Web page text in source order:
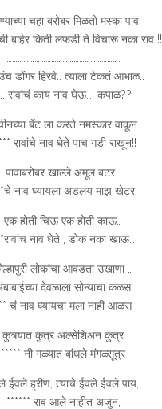
चहा बरोबर मिळतो मस्का पाव
बाहेर किती लफडी ते विचारू नका राव !!
डोंगर हिरवे.. त्याला टेकतं आभाळ..
….. रावांचं काय नाव घेऊ…. कपाळ??
बॅट ला करते नमस्कार वाकून
रावांचे नाव घेते पाच गडी राखून!!
पावाबरोबर खाल्ले अमूल बटर…
नाव घ्यायला अडलय माझ खेटर
एक होती चिऊ एक होती काऊ…
नाव घेते , डोक नका खाऊ…
लोकांचा आवडता उखाणा …
देवळाला सोन्याचा कळस
चं नाव घ्यायचा मला नाही आळस
कुत्र्यात कुत्र अल्सेशिअन कुत्र
***** नी गळ्यात बांधले मंगळ्सूत्र
ईवले ह्रीण, त्याचे ईवले ईवले पाय,
****** राव आले नाहीत अजुन,